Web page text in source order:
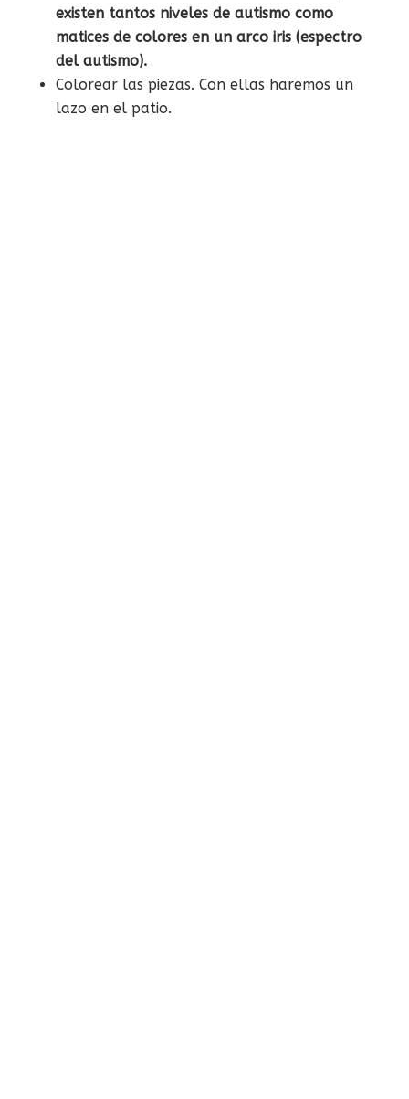
existen tantos niveles de autismo como
matices de colores en un arco iris (espectro
del autismo).
Colorear las piezas. Con ellas haremos un
lazo en el patio.